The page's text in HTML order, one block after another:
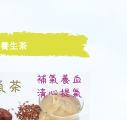
養生茶